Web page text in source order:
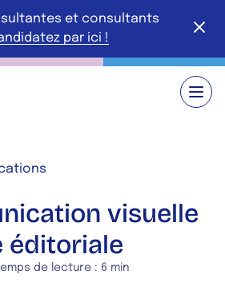
et consultants
par ici !
visuelle
éditoriale
Temps de lecture : 6 min